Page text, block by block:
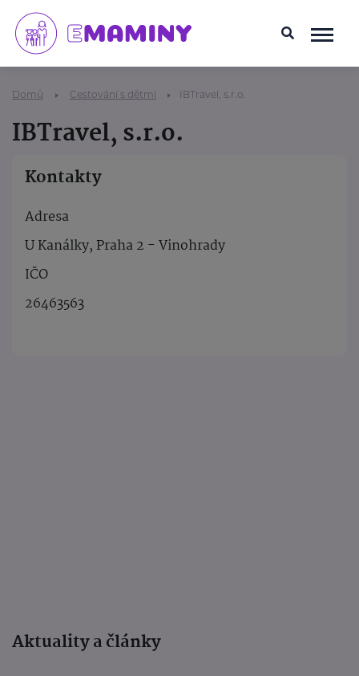
Domů Cestování s dětmi IBTravel, s.r.o.
IBTravel, s.r.o.
Kontakty
Adresa
U Kanálky, Praha 2 - Vinohrady
IČO
26463563
Aktuality a články